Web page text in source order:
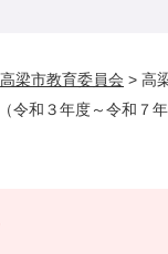
高梁市教育委員会 > 高
令和３年度～令和７年